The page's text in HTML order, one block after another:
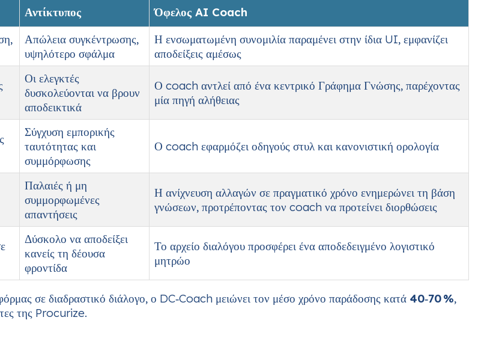
Αντίκτυπος
Όφελος AI Coach
Απώλεια συγκέντρωσης,
υψηλότερο σφάλμα
Η ενσωματωμένη συνομιλία παραμένει στην ίδια UI, εμφανίζει
αποδείξεις αμέσως
Οι ελεγκτές
δυσκολεύονται να βρουν
αποδεικτικά
Ο coach αντλεί από ένα κεντρικό Γράφημα Γνώσης, παρέχοντας
μία πηγή αλήθειας
Σύγχυση εμπορικής
ταυτότητας και
συμμόρφωσης
Ο coach εφαρμόζει οδηγούς στυλ και κανονιστική ορολογία
Παλαιές ή μη
συμμορφωμένες
απαντήσεις
Η ανίχνευση αλλαγών σε πραγματικό χρόνο ενημερώνει τη βάση
γνώσεων, προτρέποντας τον coach να προτείνει διορθώσεις
Δύσκολο να αποδείξει
κανείς τη δέουσα
φροντίδα
Το αρχείο διαλόγου προσφέρει ένα αποδεδειγμένο λογιστικό
μητρώο
σε διαδραστικό διάλογο, ο DC‑Coach μειώνει τον μέσο χρόνο παράδοσης κατά 40‑70 %,
της Procurize.